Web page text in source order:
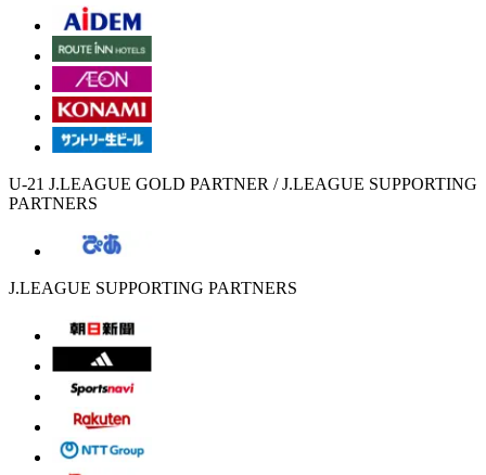
U-21 J.LEAGUE GOLD PARTNER / J.LEAGUE SUPPORTING
PARTNERS
J.LEAGUE SUPPORTING PARTNERS